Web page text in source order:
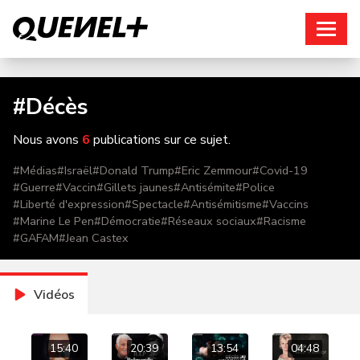
#Décès
Nous avons 6 publications sur ce sujet.
#Médias#Israël#Donald Trump#Eric Zemmour#Covid-19
#Guerre#Vaccin#Gillets jaunes#Antisémite#Police
#Liberté d'expression#Spectacle#Antisémitisme#Vaccins
#Marine Le Pen#Démocratie#Réseaux sociaux#Racisme
#GAFAM#Jean Castex
Vidéos
15:40 20:39 13:54 04:48